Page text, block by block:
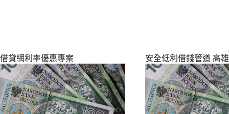
借貸網利率優惠專案 安全低利借錢管道 高雄